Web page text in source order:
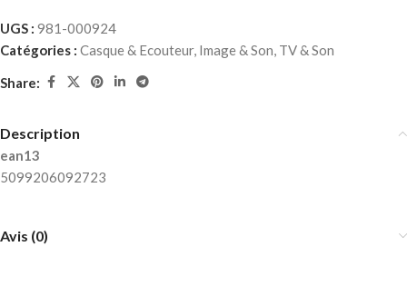
UGS : 981-000924
Catégories : Casque & Ecouteur, Image & Son, TV & Son
Share:
Description
ean13
5099206092723
Avis (0)